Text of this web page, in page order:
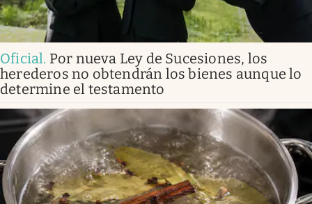
Oficial. Por nueva Ley de Sucesiones, los
herederos no obtendrán los bienes aunque lo
determine el testamento